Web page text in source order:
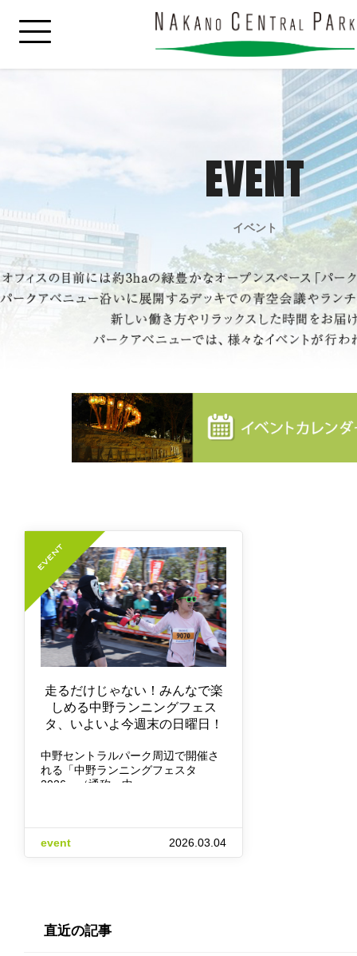
EVENT
イベント
走るだけじゃない！みんなで楽
しめる中野ランニングフェス
タ、いよいよ今週末の日曜日！
中野セントラルパーク周辺で開催さ
れる「中野ランニングフェスタ
2026」（通称＝中…
event 2026.03.04
直近の記事